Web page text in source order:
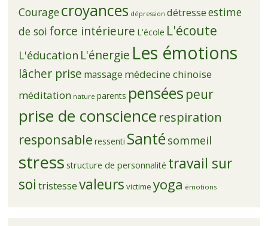
Couragecroyances dépression détresseestime
de soi force intérieure L'école L'écoute
L'éducation L'énergie Les émotions
lâcher prise massage médecine chinoise
méditation nature parents pensées peur
prise de conscience respiration
responsable ressenti Santésommeil
stress structure de personnalité travail sur
soi tristessevaleurs victime yoga émotions